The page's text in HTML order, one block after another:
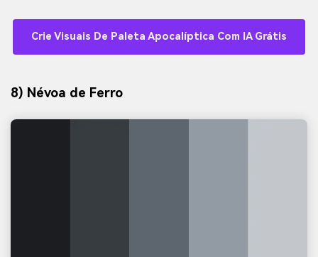
Crie Visuais De Paleta Apocalíptica Com IA Grátis
8) Névoa de Ferro